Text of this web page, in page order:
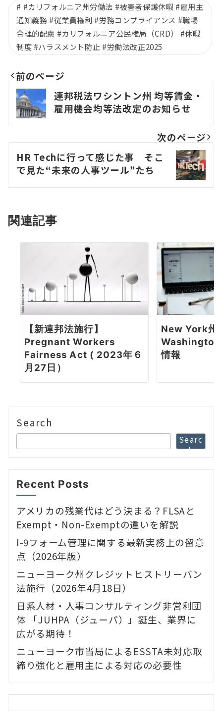
#カリフォルニア州労働法 #被害者保護休暇 #雇用主
通知義務 #従業員権利 #労務コンプライアンス #職場
合理的配慮 #カリフォルニア公民権局（CRD） #休暇
制度 #ハラスメント防止 #労働法改正2025
Post
navigation
前のページ
連邦税法ワシントン州 均等賃金・
雇用機会均等法改定のお知らせ
次のページ
HR Techに行って感じた事 そこ
で見た“未来の人事ツール”たち
関連記事
【新連邦法施行】
Pregnant Workers
Fairness Act ( 2023年６
月27日）
New York州
Washington
情報
Search
Searc
h
Recent Posts
アメリカの残業代はどう決まる？FLSAと
Exempt・Non-Exemptの違いを解説
I-9フォーム管理に関する最新実務上の留意
点（2026年版）
ニューヨーク州クレジットヒストリーバン
法施行（2026年4月18日）
日系人材・人事コンサルティング非営利団
体 「JUHPA（ジューパ）」誕生、業界に
広がる期待！
ニューヨーク市当局によるESSTA未対応取
締り強化と雇用主による対応の必要性